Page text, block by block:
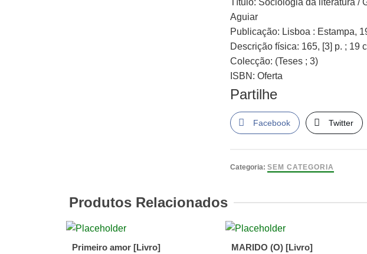
Título: Sociologia da literatura /
Aguiar
Publicação: Lisboa : Estampa,
Descrição física: 165, [3] p. ; 19
Colecção: (Teses ; 3)
ISBN: Oferta
Partilhe
Facebook Twitter
Categoria:SEM CATEGORIA
Produtos Relacionados
Primeiro amor [Livro]
MARIDO (O) [Livro]